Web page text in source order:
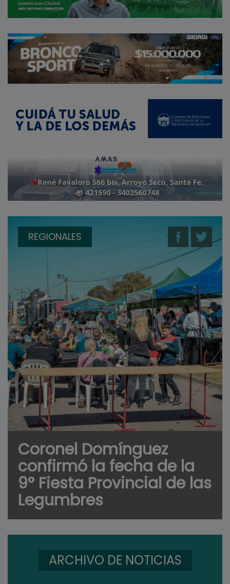
REGIONALES
Coronel Domínguez
confirmó la fecha de la
9° Fiesta Provincial de las
Legumbres
ARCHIVO DE NOTICIAS